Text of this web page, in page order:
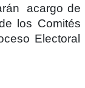
acargo de
los Comités
Electoral